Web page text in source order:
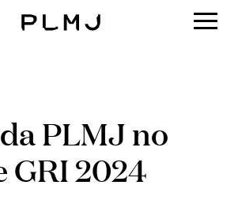
PLMJ no
GRI 2024